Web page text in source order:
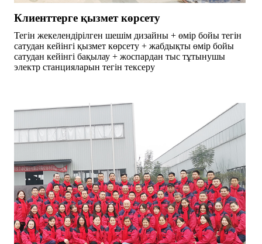
Клиенттерге қызмет көрсету
Тегін жекелендірілген шешім дизайны + өмір бойы тегін
сатудан кейінгі қызмет көрсету + жабдықты өмір бойы
сатудан кейінгі бақылау + жоспардан тыс тұтынушы
электр станцияларын тегін тексеру